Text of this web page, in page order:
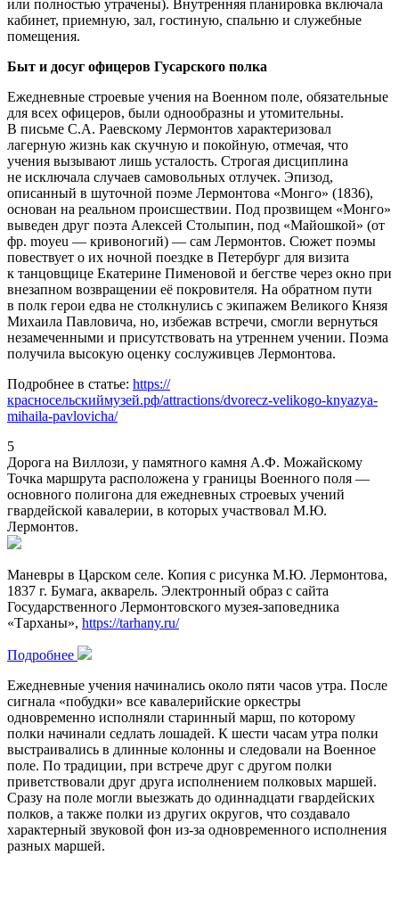
или полностью утрачены). Внутренняя планировка включала
кабинет, приемную, зал, гостиную, спальню и служебные
помещения.
Быт и досуг офицеров Гусарского полка
Ежедневные строевые учения на Военном поле, обязательные
для всех офицеров, были однообразны и утомительны.
В письме С.А. Раевскому Лермонтов характеризовал
лагерную жизнь как скучную и покойную, отмечая, что
учения вызывают лишь усталость. Строгая дисциплина
не исключала случаев самовольных отлучек. Эпизод,
описанный в шуточной поэме Лермонтова «Монго» (1836),
основан на реальном происшествии. Под прозвищем «Монго»
выведен друг поэта Алексей Столыпин, под «Майошкой» (от
фр. moyeu — кривоногий) — сам Лермонтов. Сюжет поэмы
повествует о их ночной поездке в Петербург для визита
к танцовщице Екатерине Пименовой и бегстве через окно при
внезапном возвращении её покровителя. На обратном пути
в полк герои едва не столкнулись с экипажем Великого Князя
Михаила Павловича, но, избежав встречи, смогли вернуться
незамеченными и присутствовать на утреннем учении. Поэма
получила высокую оценку сослуживцев Лермонтова.
Подробнее в статье: https://
красносельскиймузей.рф/attractions/dvorecz-velikogo-knyazya-
mihaila-pavlovicha/
5
Дорога на Виллози, у памятного камня А.Ф. Можайскому
Точка маршрута расположена у границы Военного поля —
основного полигона для ежедневных строевых учений
гвардейской кавалерии, в которых участвовал М.Ю.
Лермонтов.
Маневры в Царском селе. Копия с рисунка М.Ю. Лермонтова,
1837 г. Бумага, акварель. Электронный образ с сайта
Государственного Лермонтовского музея-заповедника
«Тарханы», https://tarhany.ru/
Подробнее
Ежедневные учения начинались около пяти часов утра. После
сигнала «побудки» все кавалерийские оркестры
одновременно исполняли старинный марш, по которому
полки начинали седлать лошадей. К шести часам утра полки
выстраивались в длинные колонны и следовали на Военное
поле. По традиции, при встрече друг с другом полки
приветствовали друг друга исполнением полковых маршей.
Сразу на поле могли выезжать до одиннадцати гвардейских
полков, а также полки из других округов, что создавало
характерный звуковой фон из-за одновременного исполнения
разных маршей.